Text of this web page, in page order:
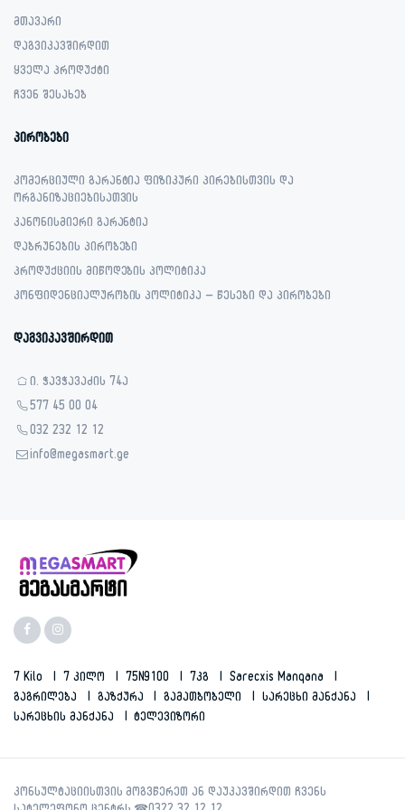
მთავარი
დაგვიკავშირდით
ყველა პროდუქტი
ჩვენ შესახებ
პირობები
კომერციული გარანტია ფიზიკური პირებისთვის და
ორგანიზაციებისათვის
კანონისმიერი გარანტია
დაბრუნების პირობები
პროდუქციის მიწოდების პოლიტიკა
კონფიდენციალურობის პოლიტიკა – წესები და პირობები
დაგვიკავშირდით
ი. ჭავჭავაძის 74ა
577 45 00 04
032 232 12 12
info@megasmart.ge
7 Kilo 7 Კილო 75N9100 7კგ
Sarecxis Manqana
Გაგრილება
Გაზქურა Გამათბობელი
Სარეცხი Მანქანა
Სარეცხის Მანქანა
Ტელევიზორი